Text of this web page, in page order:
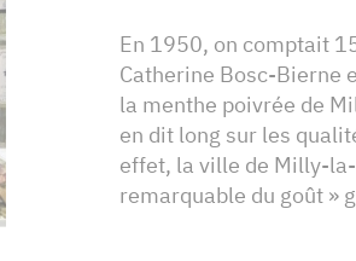
En 1950, on comptait
Catherine Bosc-Bierne
la menthe poivrée de
en dit long sur les
effet, la ville de Milly-
remarquable du goût »